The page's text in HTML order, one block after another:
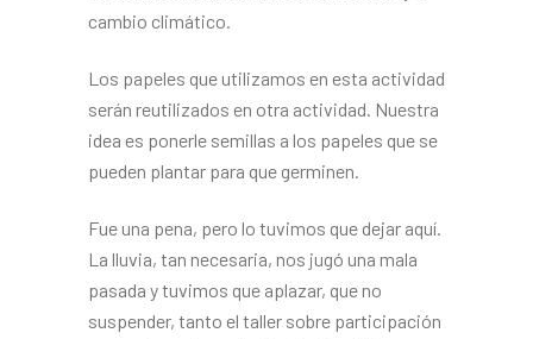
cambio climático.
Los papeles que utilizamos en esta actividad
serán reutilizados en otra actividad. Nuestra
idea es ponerle semillas a los papeles que se
pueden plantar para que germinen.
Fue una pena, pero lo tuvimos que dejar aquí.
La lluvia, tan necesaria, nos jugó una mala
pasada y tuvimos que aplazar, que no
suspender, tanto el taller sobre participación